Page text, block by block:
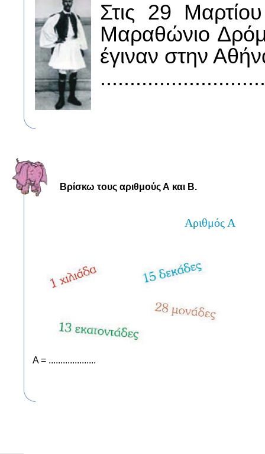
Στις 29
Μαραθώνιο
έγιναν στην
Βρίσκω τους αριθμούς Α και Β.
Αριθμός Α
Α = ....................